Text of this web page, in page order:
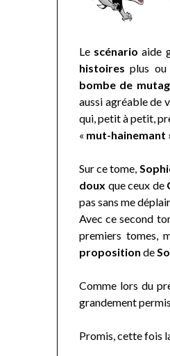
Le scénario aide
histoires plus ou
bombe de
aussi agréable de
qui, petit à petit,
« mut-hainemant
Sur ce tome,
doux que ceux de
pas sans me
Avec ce second
premiers tomes,
proposition de
Comme lors du
grandement
Promis, cette fois